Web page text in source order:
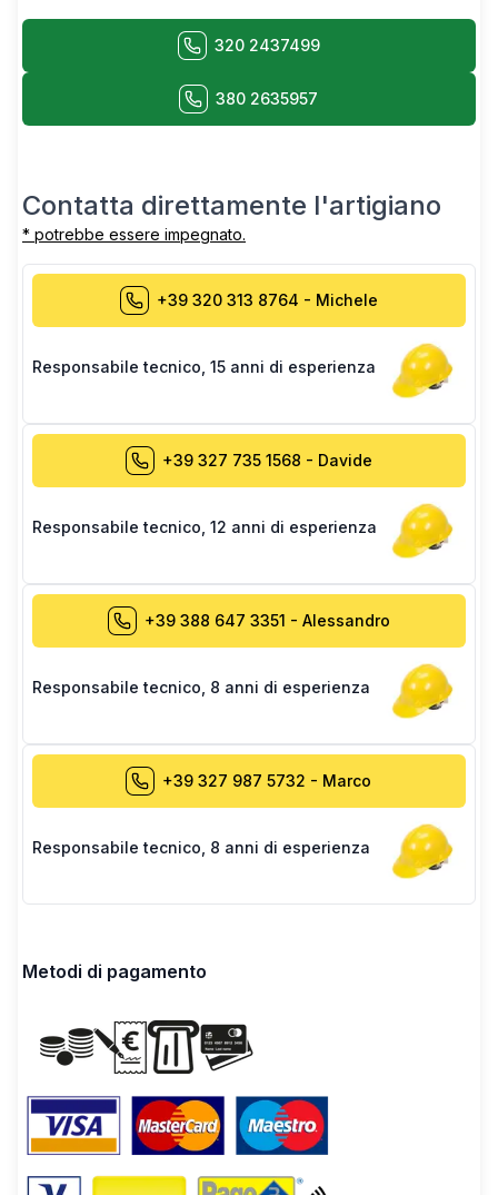
320 2437499
380 2635957
Contatta direttamente l'artigiano
* potrebbe essere impegnato.
+39 320 313 8764 - Michele
Responsabile tecnico 15 anni di esperienza
+39 327 735 1568 - Davide
Responsabile tecnico 12 anni di esperienza
+39 388 647 3351 - Alessandro
Responsabile tecnico 8 anni di esperienza
+39 327 987 5732 - Marco
Responsabile tecnico 8 anni di esperienza
Metodi di pagamento